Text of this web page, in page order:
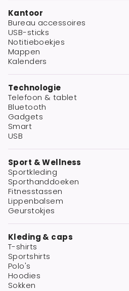
Kantoor
Bureau accessoires
USB-sticks
Notitieboekjes
Mappen
Kalenders
Technologie
Telefoon & tablet
Bluetooth
Gadgets
Smart
USB
Sport & Wellness
Sportkleding
Sporthanddoeken
Fitnesstassen
Lippenbalsem
Geurstokjes
Kleding & caps
T-shirts
Sportshirts
Polo's
Hoodies
Sokken